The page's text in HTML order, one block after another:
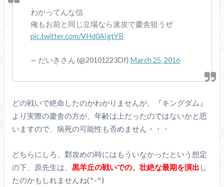
わかってんな信
俺もお前と同じ立場なら速攻で慶舎狙うぜ
pic.twitter.com/VHd0AIgtYB
— だいきさん (@20101223Df) March 25, 2016
どの戦いで絶命したのかわかりませんが、『キングダム』
より実際の慶舎の方が、年齢は上だったのではないかと思
いますので、病死の可能性も否めません・・・
どちらにしろ、鄴攻めの時にはもういなかったという想定
の下、原先生は、 黒羊丘の戦いでの、壮絶な最期を演出 し
たのかもしれませんね(^-^)